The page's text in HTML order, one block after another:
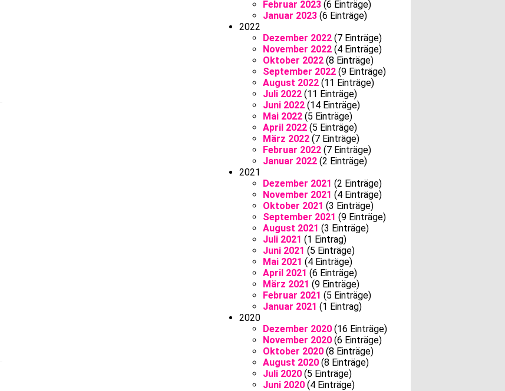
Februar 2023(6 Einträge)
Januar 2023(6 Einträge)
2022
Dezember 2022(7 Einträge)
November 2022(4 Einträge)
Oktober 2022(8 Einträge)
September 2022(9 Einträge)
August 2022(11 Einträge)
Juli 2022(11 Einträge)
Juni 2022(14 Einträge)
Mai 2022(5 Einträge)
April 2022(5 Einträge)
März 2022(7 Einträge)
Februar 2022(7 Einträge)
Januar 2022(2 Einträge)
2021
Dezember 2021 (2 Einträge)
November 2021 (4 Einträge)
Oktober 2021 (3 Einträge)
September 2021 (9 Einträge)
August 2021 (3 Einträge)
Juli 2021 (1 Eintrag)
Juni 2021 (5 Einträge)
Mai 2021 (4 Einträge)
April 2021 (6 Einträge)
März 2021 (9 Einträge)
Februar 2021 (5 Einträge)
Januar 2021 (1 Eintrag)
2020
Dezember 2020(16 Einträge)
November 2020(6 Einträge)
Oktober 2020(8 Einträge)
August 2020(8 Einträge)
Juli 2020(5 Einträge)
Juni 2020(4 Einträge)